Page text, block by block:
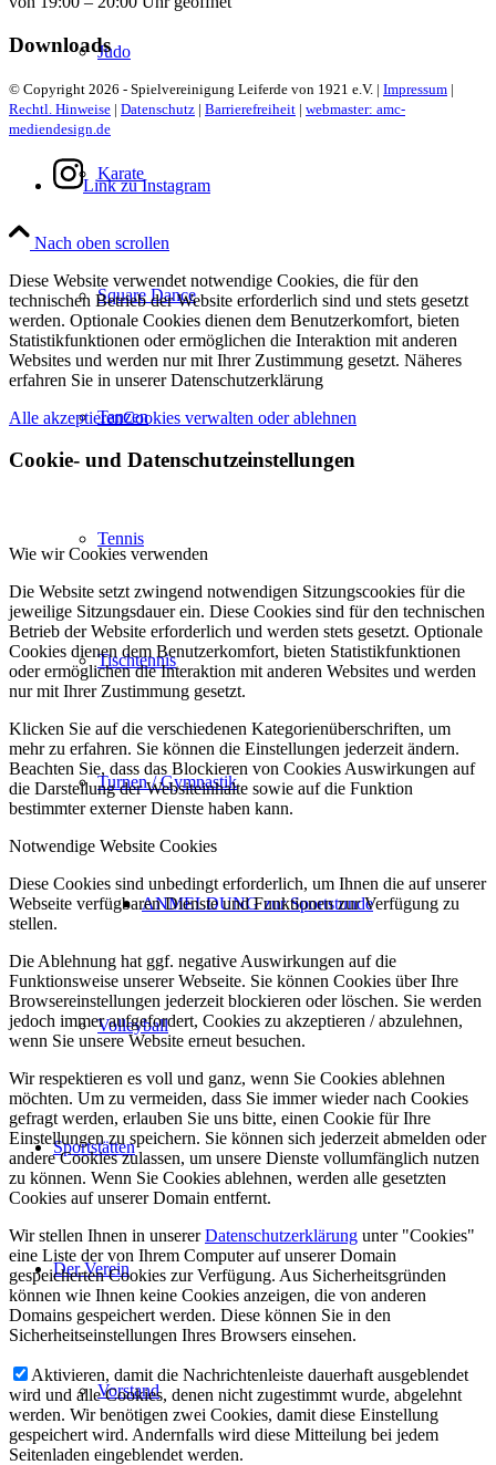
Judo
Karate
Square Dance
Tanzen
Tennis
Tischtennis
Turnen / Gymnastik
ANMELDUNG zur Sportstunde
Volleyball
Sportstätten
Der Verein
Vorstand
Downloads
© Copyright 2026 - Spielvereinigung Leiferde von 1921 e.V. | Impressum |
Rechtl. Hinweise | Datenschutz | Barrierefreiheit | webmaster: amc-
mediendesign.de
Link zu Instagram
Nach oben scrollen
Diese Website verwendet notwendige Cookies, die für den
technischen Betrieb der Website erforderlich sind und stets gesetzt
werden. Optionale Cookies dienen dem Benutzerkomfort, bieten
Statistikfunktionen oder ermöglichen die Interaktion mit anderen
Websites und werden nur mit Ihrer Zustimmung gesetzt. Näheres
erfahren Sie in unserer Datenschutzerklärung
Alle akzeptierenCookies verwalten oder ablehnen
Cookie- und Datenschutzeinstellungen
Wie wir Cookies verwenden
Die Website setzt zwingend notwendigen Sitzungscookies für die
jeweilige Sitzungsdauer ein. Diese Cookies sind für den technischen
Betrieb der Website erforderlich und werden stets gesetzt. Optionale
Cookies dienen dem Benutzerkomfort, bieten Statistikfunktionen
oder ermöglichen die Interaktion mit anderen Websites und werden
nur mit Ihrer Zustimmung gesetzt.
Klicken Sie auf die verschiedenen Kategorienüberschriften, um
mehr zu erfahren. Sie können die Einstellungen jederzeit ändern.
Beachten Sie, dass das Blockieren von Cookies Auswirkungen auf
die Darstellung der Websiteinhalte sowie auf die Funktion
bestimmter externer Dienste haben kann.
Notwendige Website Cookies
Diese Cookies sind unbedingt erforderlich, um Ihnen die auf unserer
Webseite verfügbaren Dienste und Funktionen zur Verfügung zu
stellen.
Die Ablehnung hat ggf. negative Auswirkungen auf die
Funktionsweise unserer Webseite. Sie können Cookies über Ihre
Browsereinstellungen jederzeit blockieren oder löschen. Sie werden
jedoch immer aufgefordert, Cookies zu akzeptieren / abzulehnen,
wenn Sie unsere Website erneut besuchen.
Wir respektieren es voll und ganz, wenn Sie Cookies ablehnen
möchten. Um zu vermeiden, dass Sie immer wieder nach Cookies
gefragt werden, erlauben Sie uns bitte, einen Cookie für Ihre
Einstellungen zu speichern. Sie können sich jederzeit abmelden oder
andere Cookies zulassen, um unsere Dienste vollumfänglich nutzen
zu können. Wenn Sie Cookies ablehnen, werden alle gesetzten
Cookies auf unserer Domain entfernt.
Wir stellen Ihnen in unsererDatenschutzerklärung unter "Cookies"
eine Liste der von Ihrem Computer auf unserer Domain
gespeicherten Cookies zur Verfügung. Aus Sicherheitsgründen
können wie Ihnen keine Cookies anzeigen, die von anderen
Domains gespeichert werden. Diese können Sie in den
Sicherheitseinstellungen Ihres Browsers einsehen.
Aktivieren, damit die Nachrichtenleiste dauerhaft ausgeblendet
wird und alle Cookies, denen nicht zugestimmt wurde, abgelehnt
werden. Wir benötigen zwei Cookies, damit diese Einstellung
gespeichert wird. Andernfalls wird diese Mitteilung bei jedem
Seitenladen eingeblendet werden.